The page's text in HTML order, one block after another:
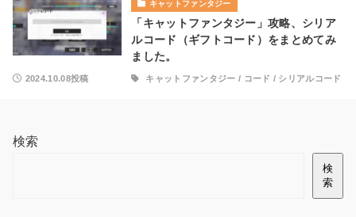
キャットファンタジー
「キャットファンタジー」攻略、シリア
ルコード（ギフトコード）をまとめてみ
ました。
2024.10.08投稿 キャットファンタジー / コード / シリアルコード
検索
検
索